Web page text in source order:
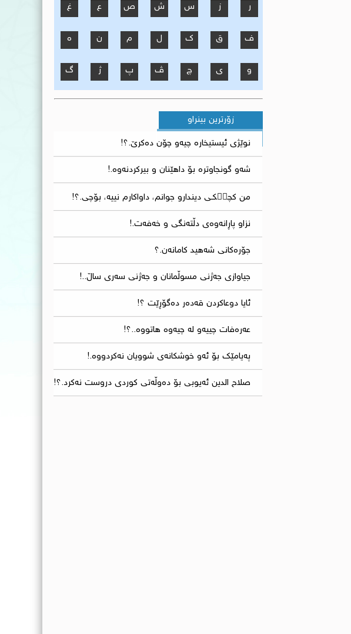
ر ز س ش ص ع غ
ف ق ک ل م ن ه
و ی چ ڤ پ ژ گ
زۆرترین بینراو
نوێترین بابەت
نوێژی ئیستیخارە چیەو چۆن دەکرێ.؟!
شەو گونجاوترە بۆ داهێنان و بیرکردنەوە.!
من کچی٘کـی دیندارو جوانم، داواکارم نییە، بۆچی.؟!
نزاو پاڕانەوەی دڵتەنگی و خەفەت.!
جۆرەکانی شەهید كامانەن.؟
جیاوازی جەژنی مسوڵمانان و جەژنی سەری ساڵ..!
ئایا دوعاکردن قەدەر دەگۆڕێت ؟!
عەرەفات چییەو لە چیەوە هاتووە..؟!
پەیامێک بۆ ئه‌و خوشكانه‌ی شوویان نه‌كردووه.!
صلاح الدين ئەیوبی بۆ دەوڵەتی کوردی دروست نەکرد.؟!